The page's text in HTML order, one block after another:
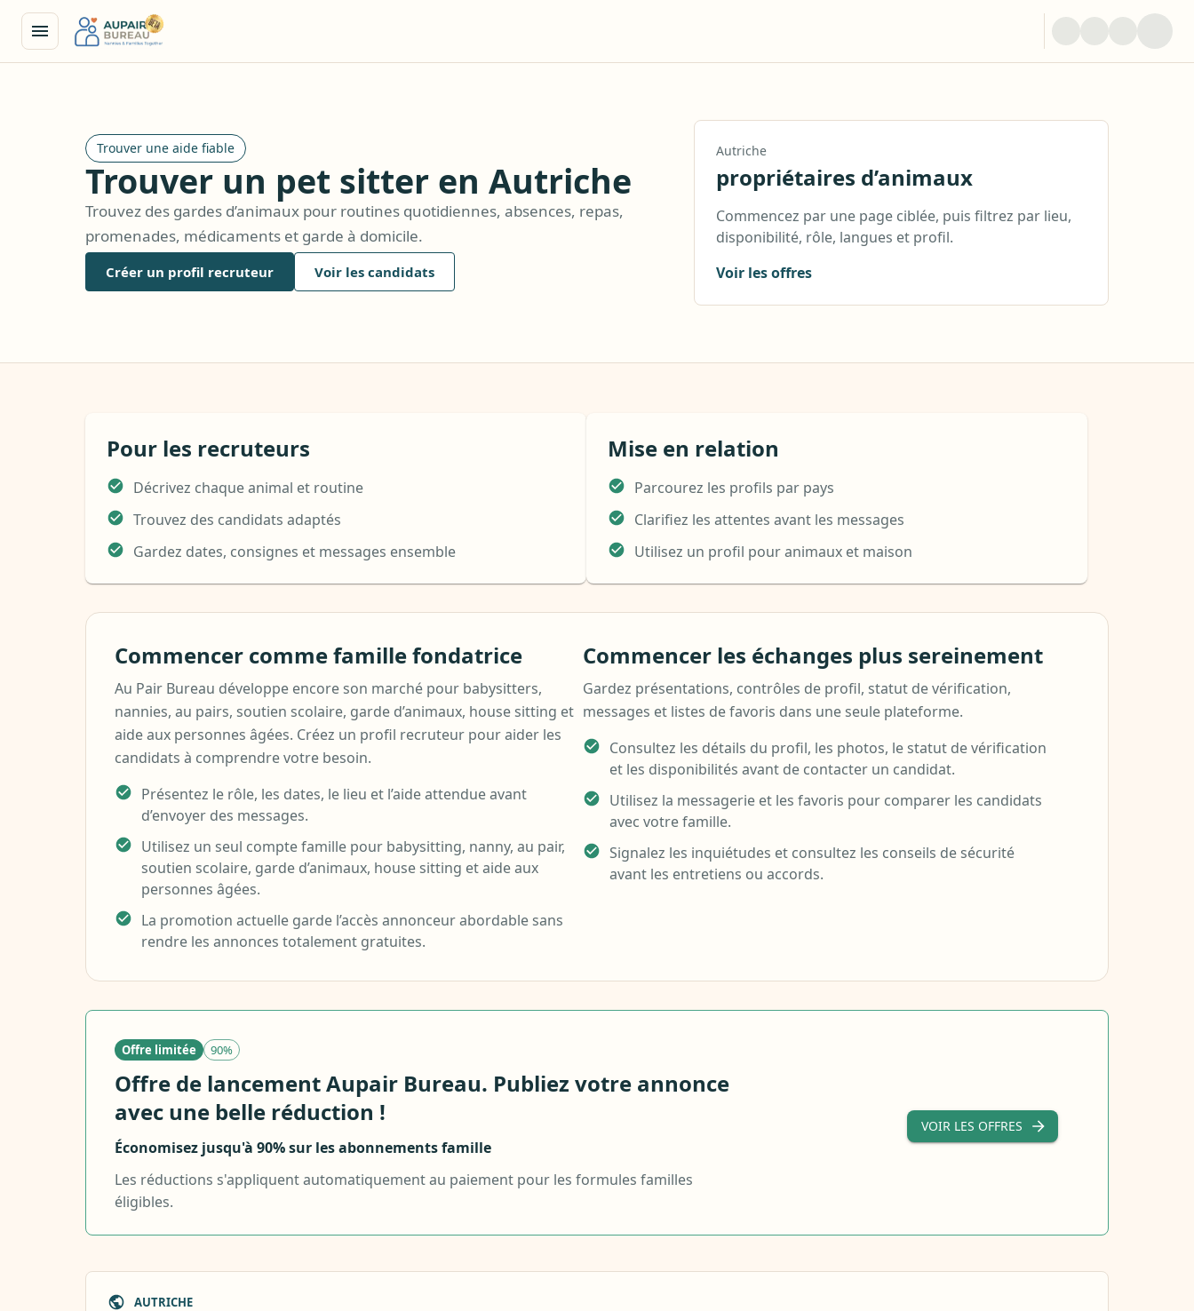
Trouver une aide fiable
Trouver un pet sitter en Autriche
Trouvez des gardes d’animaux pour routines quotidiennes, absences, repas,
promenades, médicaments et garde à domicile.
Créer un profil recruteur Voir les candidats
Autriche
propriétaires d’animaux
Commencez par une page ciblée, puis filtrez par lieu,
disponibilité, rôle, langues et profil.
Voir les offres
Pour les recruteurs
Décrivez chaque animal et routine
Trouvez des candidats adaptés
Gardez dates, consignes et messages ensemble
Mise en relation
Parcourez les profils par pays
Clarifiez les attentes avant les messages
Utilisez un profil pour animaux et maison
Commencer comme famille fondatrice
Au Pair Bureau développe encore son marché pour babysitters,
nannies, au pairs, soutien scolaire, garde d’animaux, house sitting et
aide aux personnes âgées. Créez un profil recruteur pour aider les
candidats à comprendre votre besoin.
Présentez le rôle, les dates, le lieu et l’aide attendue avant
d’envoyer des messages.
Utilisez un seul compte famille pour babysitting, nanny, au pair,
soutien scolaire, garde d’animaux, house sitting et aide aux
personnes âgées.
La promotion actuelle garde l’accès annonceur abordable sans
rendre les annonces totalement gratuites.
Commencer les échanges plus sereinement
Gardez présentations, contrôles de profil, statut de vérification,
messages et listes de favoris dans une seule plateforme.
Consultez les détails du profil, les photos, le statut de vérification
et les disponibilités avant de contacter un candidat.
Utilisez la messagerie et les favoris pour comparer les candidats
avec votre famille.
Signalez les inquiétudes et consultez les conseils de sécurité
avant les entretiens ou accords.
Offre limitée 90%
Offre de lancement Aupair Bureau. Publiez votre annonce
avec une belle réduction !
Économisez jusqu'à 90% sur les abonnements famille
Les réductions s'appliquent automatiquement au paiement pour les formules familles
éligibles.
VOIR LES OFFRES
AUTRICHE